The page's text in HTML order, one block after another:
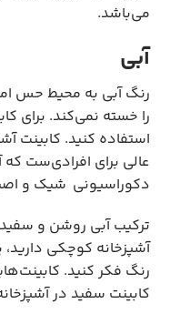
می‎‌‌باشد.
آبی
رنگ آبی به محیط حس
را خسته نمی‌کند. برای
استفاده کنید. کابینت
عالی برای افرادی‌ست که
دکوراسیونی شیک و
ترکیب آبی روشن و سفید
آشپزخانه کوچکی
رنگ فکر کنید.
کابینت سفید در